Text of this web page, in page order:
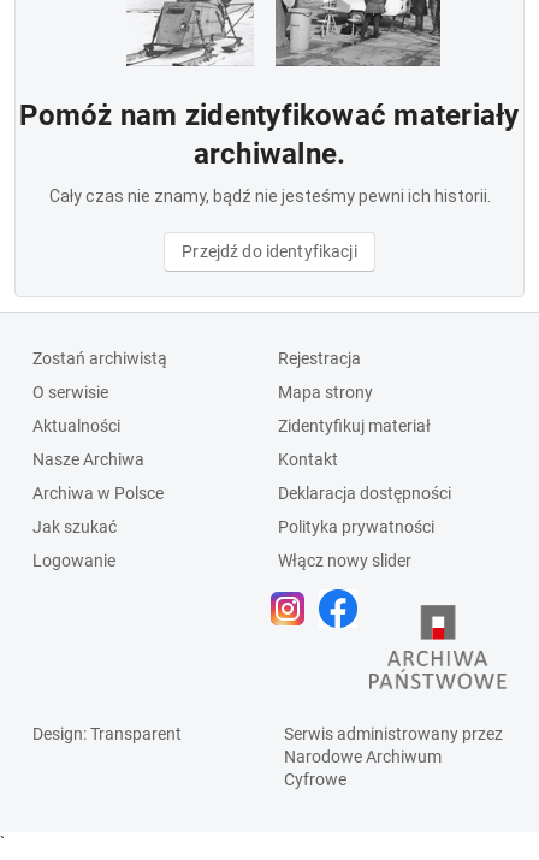
Pomóż nam zidentyfikować materiały
archiwalne.
Cały czas nie znamy, bądź nie jesteśmy pewni ich historii.
Przejdź do identyfikacji
Zostań archiwistą
O serwisie
Aktualności
Nasze Archiwa
Archiwa w Polsce
Jak szukać
Logowanie
Rejestracja
Mapa strony
Zidentyfikuj materiał
Kontakt
Deklaracja dostępności
Polityka prywatności
Włącz nowy slider
Design: Transparent
Serwis administrowany przez
Narodowe Archiwum
Cyfrowe
`